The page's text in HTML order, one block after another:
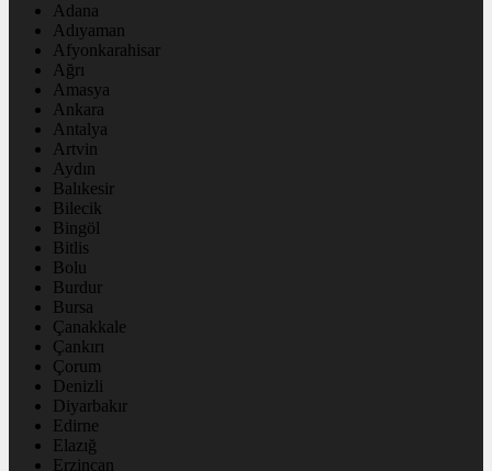
Adana
Adıyaman
Afyonkarahisar
Ağrı
Amasya
Ankara
Antalya
Artvin
Aydın
Balıkesir
Bilecik
Bingöl
Bitlis
Bolu
Burdur
Bursa
Çanakkale
Çankırı
Çorum
Denizli
Diyarbakır
Edirne
Elazığ
Erzincan